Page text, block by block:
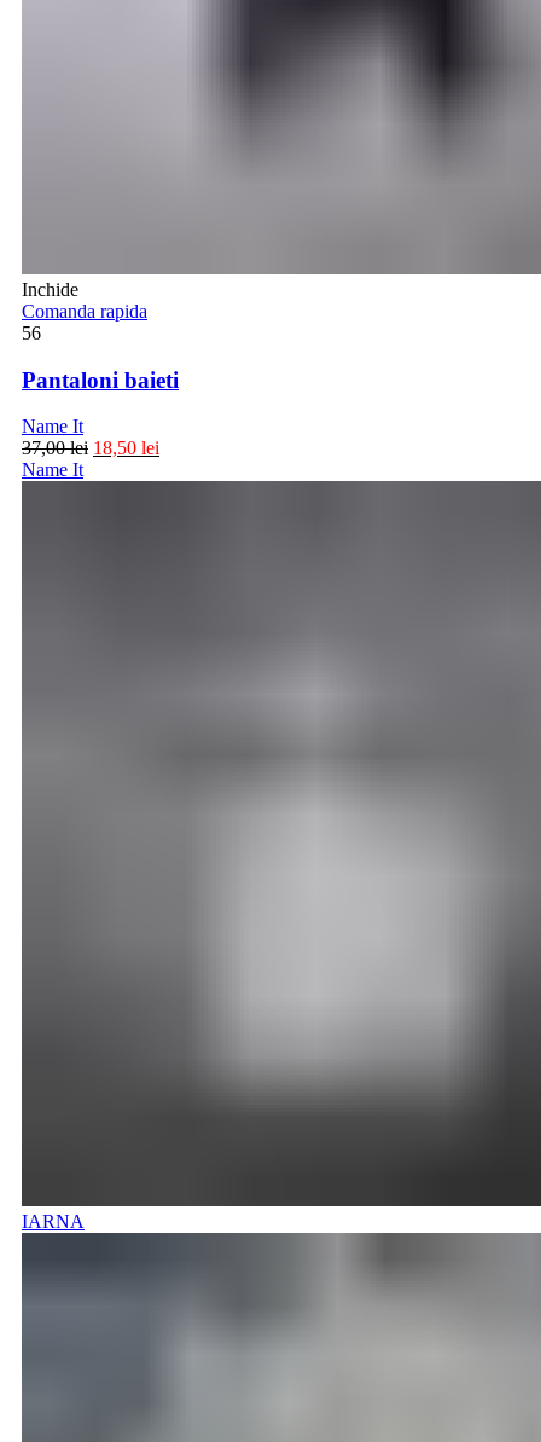
Inchide
Comanda rapida
56
Pantaloni baieti
Name It
37,00lei 18,50 lei
Name It
IARNA